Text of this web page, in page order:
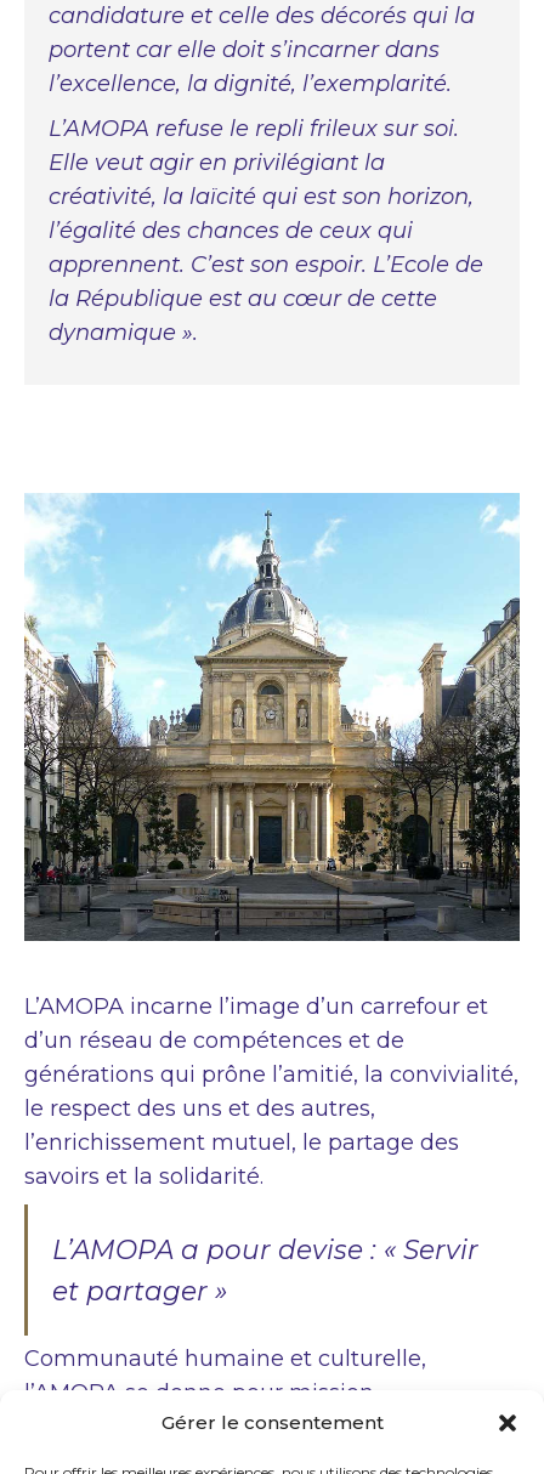
Gérer le consentement
candidature et celle des décorés qui la
portent car elle doit s’incarner dans
l’excellence, la dignité, l’exemplarité.
L’AMOPA refuse le repli frileux sur soi.
Elle veut agir en privilégiant la
créativité, la laïcité qui est son horizon,
l’égalité des chances de ceux qui
apprennent. C’est son espoir. L’Ecole de
la République est au cœur de cette
dynamique ».
L’AMOPA incarne l’image d’un carrefour et
d’un réseau de compétences et de
générations qui prône l’amitié, la convivialité,
le respect des uns et des autres,
l’enrichissement mutuel, le partage des
savoirs et la solidarité.
L’AMOPA a pour devise : « Servir
et partager »
Communauté humaine et culturelle,
l’AMOPA se donne pour mission
l’accompagnement de la jeunesse en ses